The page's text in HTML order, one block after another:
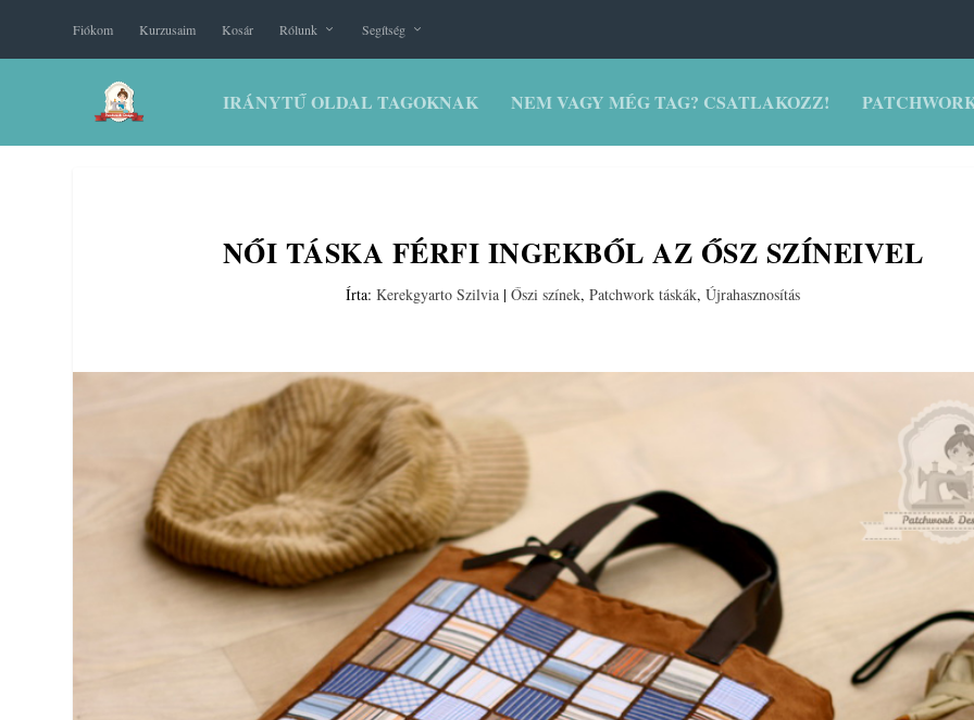
Fiókom Kurzusaim Kosár Rólunk Segítség
IRÁNYTŰ OLDAL TAGOKNAK NEM VAGY MÉG TAG? CSATLAKOZZ!
NŐI TÁSKA FÉRFI INGEKBŐL AZ ŐSZ SZÍNEIVEL
Írta: Kerekgyarto Szilvia| Őszi színek, Patchwork táskák, Újrahasznosítás